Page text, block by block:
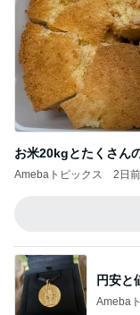
空き容器で水鉄砲と
Amebaトピックス 1日前
小原正
Ameba